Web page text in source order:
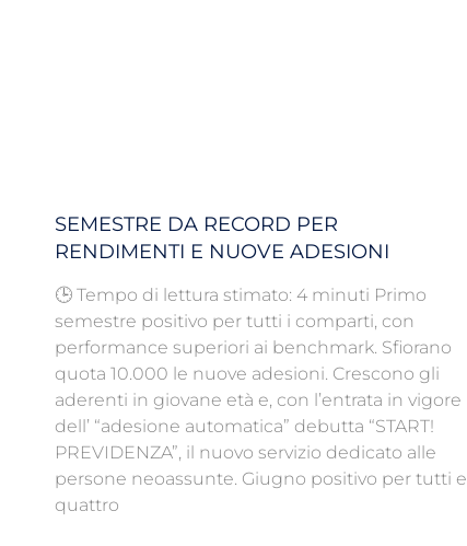
SEMESTRE DA RECORD PER
RENDIMENTI E NUOVE ADESIONI
🕒 Tempo di lettura stimato: 4 minuti Primo
semestre positivo per tutti i comparti, con
performance superiori ai benchmark. Sfiorano
quota 10.000 le nuove adesioni. Crescono gli
aderenti in giovane età e, con l’entrata in vigore
dell’ “adesione automatica” debutta “START!
PREVIDENZA”, il nuovo servizio dedicato alle
persone neoassunte. Giugno positivo per tutti e
quattro